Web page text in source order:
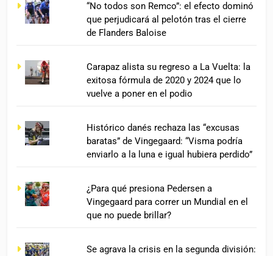
“No todos son Remco”: el efecto dominó
que perjudicará al pelotón tras el cierre
de Flanders Baloise
Carapaz alista su regreso a La Vuelta: la
exitosa fórmula de 2020 y 2024 que lo
vuelve a poner en el podio
Histórico danés rechaza las “excusas
baratas” de Vingegaard: “Visma podría
enviarlo a la luna e igual hubiera perdido”
¿Para qué presiona Pedersen a
Vingegaard para correr un Mundial en el
que no puede brillar?
Se agrava la crisis en la segunda división: